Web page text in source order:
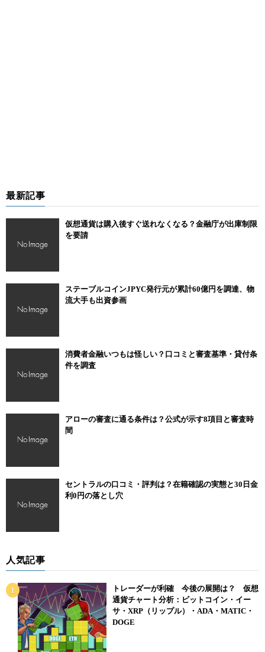
最新記事
仮想通貨は購入後すぐ送れなくなる？金融庁が出庫制限
を要請
ステーブルコインJPYC発行元が累計60億円を調達、物
流大手も出資参画
消費者金融いつもは怪しい？口コミと審査基準・貸付条
件を調査
アローの審査に通る条件は？公式が示す8項目と審査時
間
セントラルの口コミ・評判は？在籍確認の実態と30日金
利0円の落とし穴
人気記事
トレーダーが利確 今後の展開は？ 仮想
通貨チャート分析：ビットコイン・イー
サ・XRP（リップル）・ADA・MATIC・
DOGE